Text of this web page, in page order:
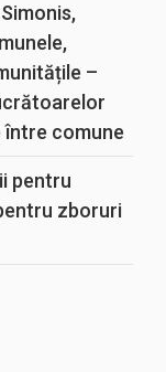
–
între comune
pentru
zboruri